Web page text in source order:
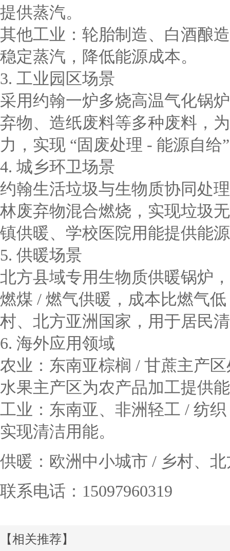
提供蒸汽。
其他工业：轮胎制造、白酒酿
稳定蒸汽，降低能源成本。
3. 工业园区场景
采用约翰一炉多烧高温气化锅
弃物、造纸废料等多种废料，
力，实现 “固废处理 - 能源自给
4. 城乡环卫场景
约翰生活垃圾与生物质协同处
林废弃物混合燃烧，实现垃圾
镇供暖、学校医院用能提供能
5. 供暖场景
北方县域专用生物质供暖锅炉
燃煤 / 燃气供暖，成本比燃气
村、北方亚洲国家，用于居民
6. 海外应用领域
农业：东南亚棕榈 / 甘蔗主产
水果主产区为农产品加工提供
工业：东南亚、非洲轻工 / 纺
实现清洁用能。
供暖：欧洲中小城市 / 乡村、
联系电话：15097960319
【相关推荐】